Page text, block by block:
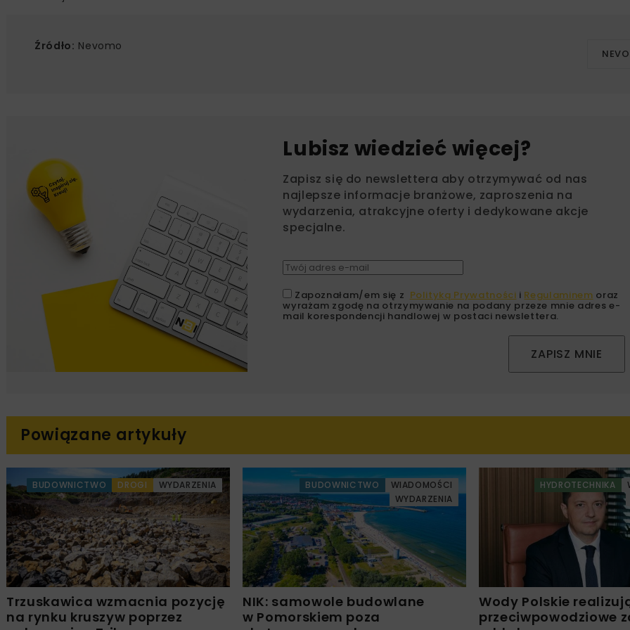
Źródło: Nevomo
Lubisz wiedzieć więcej?
Zapisz się do newslettera aby otrzymywać od nas
najlepsze informacje branżowe, zaproszenia na
wydarzenia, atrakcyjne oferty i dedykowane akcje
specjalne.
Zapoznałam/em się z Polityką Prywatności i Regulaminem oraz
wyrażam zgodę na otrzymywanie na podany przeze mnie adres e-
mail korespondencji handlowej w postaci newslettera.
ZAPISZ MNIE
Powiązane artykuły
BUDOWNICTWO DROGI WYDARZENIA
Trzuskawica wzmacnia pozycję
na rynku kruszyw poprzez
BUDOWNICTWO
WIADOMOŚCI
WYDARZENIA
NIK: samowole budowlane
w Pomorskiem poza
HYDROTECHNIKA
Wody Polskie
przeciwpowodziowe